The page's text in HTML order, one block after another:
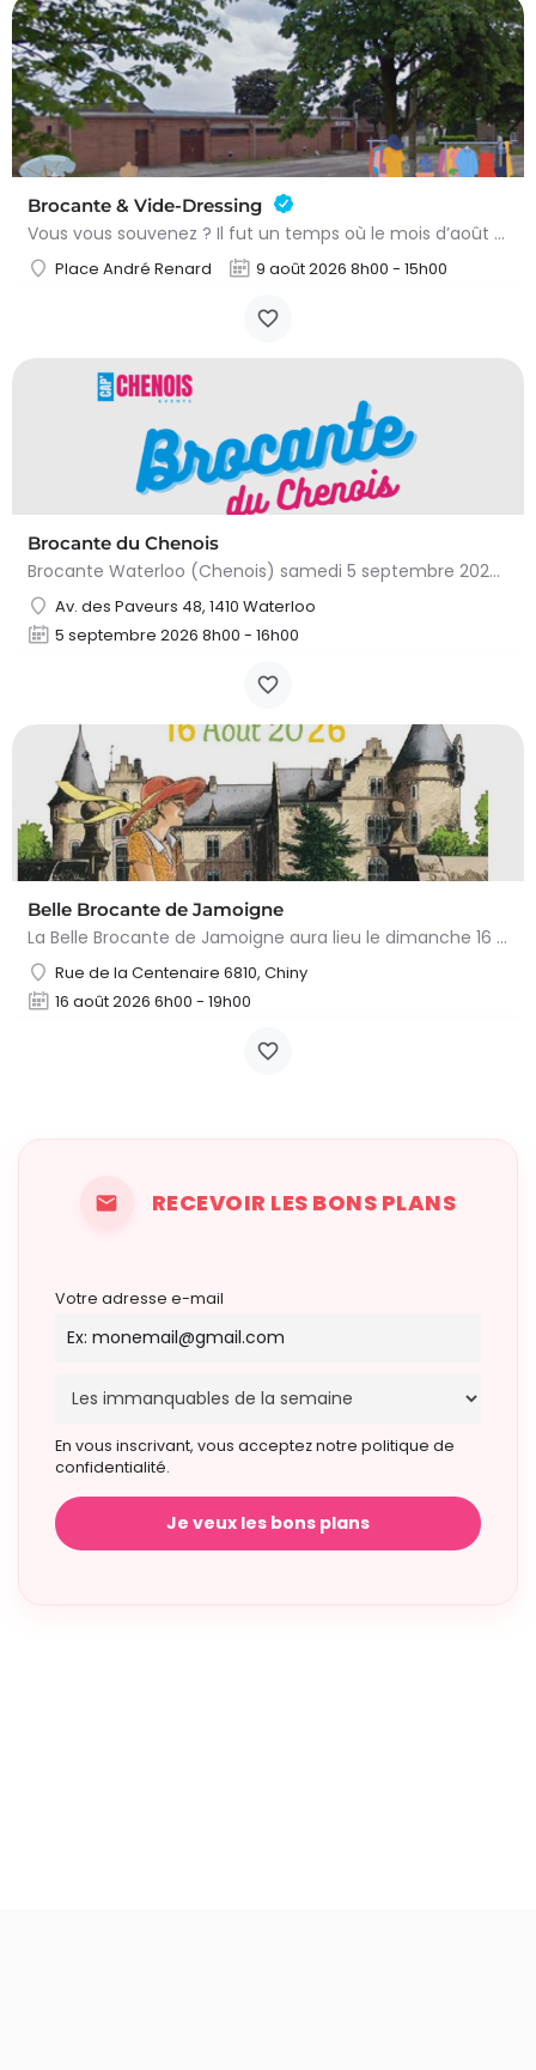
Brocante & Vide-Dressing
Vous vous souvenez ? Il fut un temps où le mois d’août au Viamont rimait avec festivités, convivialité et…
Place André Renard 9 août 2026 8h00 - 15h00
Brocante du Chenois
Brocante Waterloo (Chenois) samedi 5 septembre 2026 (8 à 16h) L’asbl Cap’Chenois vous propose de vendre et…
Av. des Paveurs 48, 1410 Waterloo
5 septembre 2026 8h00 - 16h00
Belle Brocante de Jamoigne
La Belle Brocante de Jamoigne aura lieu le dimanche 16 août 2026 de 6h00 à 18h00, proposant une centaine…
Rue de la Centenaire 6810, Chiny
16 août 2026 6h00 - 19h00
RECEVOIR LES BONS PLANS
Votre adresse e-mail
En vous inscrivant, vous acceptez notre politique de
confidentialité.